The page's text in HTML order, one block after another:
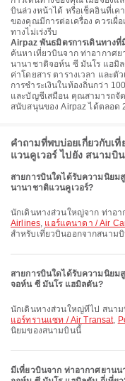
บินล่วงหน้าได้ หรือเช็คอินที่เค
ของคุณมีการต่อเครื่อง ควรเผื่อ
ทางไม่เร่งรีบ
Airpaz พันธมิตรการเดินทาง
ค้นหาเที่ยวบินจาก ท่าอากาศ
นานาชาติจอห์น ซี มันโร แฮมิล
ค่าโดยสาร ตารางเวลา และ
การชำระเงินในท้องถิ่นกว่า
และบัญชีเสมือน คุณสามารถจั
สนับสนุนของ Airpaz ได้ตลอด
คำถามที่พบบ่อยเกี่ยวกับเ
แวนคูเวอร์ ไปยัง สนาม
สายการบินใดได้รับความนิยม
นานาชาติแวนคูเวอร์?
นักเดินทางส่วนใหญ่จาก ท่าอ
Airlines, แอร์แคนาดา / Air
สำหรับเที่ยวบินออกจากสนาม
สายการบินใดได้รับความนิยม
จอห์น ซี มันโร แฮมิลตัน?
นักเดินทางส่วนใหญ่ที่ไป สน
แอร์ทรานแซท / Air Transat,
นิยมของสนามบินนี้
มีเที่ยวบินจาก ท่าอากาศยาน